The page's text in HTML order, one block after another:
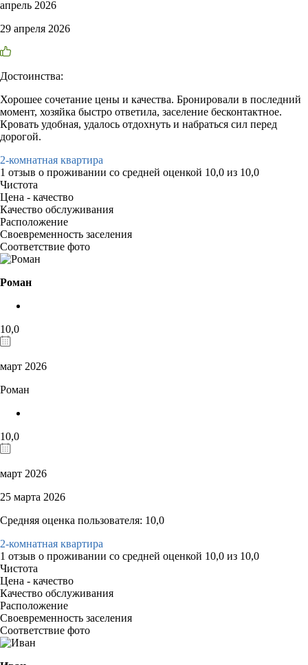
апрель 2026
29 апреля 2026
Достоинства:
Хорошее сочетание цены и качества. Бронировали в последний
момент, хозяйка быстро ответила, заселение бесконтактное.
Кровать удобная, удалось отдохнуть и набраться сил перед
дорогой.
2-комнатная квартира
1 отзыв о проживании со средней оценкой 10,0 из 10,0
Чистота
Цена - качество
Качество обслуживания
Расположение
Своевременность заселения
Соответствие фото
Роман
10,0
март 2026
Роман
10,0
март 2026
25 марта 2026
Средняя оценка пользователя: 10,0
2-комнатная квартира
1 отзыв о проживании со средней оценкой 10,0 из 10,0
Чистота
Цена - качество
Качество обслуживания
Расположение
Своевременность заселения
Соответствие фото